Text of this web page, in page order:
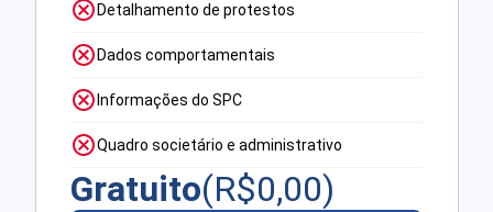
Detalhamento de protestos
Dados comportamentais
Informações do SPC
Quadro societário e administrativo
Gratuito(R$0,00)